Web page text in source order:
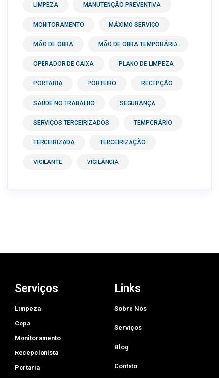
LIMPEZA MANUTENÇÃO PREVENTIVA
MONITORAMENTO MÁXIMO SERVIÇO
MÃO DE OBRA MÃO DE OBRA TEMPORÁRIA
OPERADOR DE CAIXA PLANO DE LIMPEZA
PORTARIA PORTEIRO RECEPÇÃO
SAÚDE NO TRABALHO SEGURANÇA
SERVIÇOS TERCEIRIZADOS TEMPORÁRIO
TERCEIRIZADA TERCEIRIZAÇÃO
VIGILANTE VIGILÂNCIA
Serviços
Limpeza
Copa
Monitoramento
Recepcionista
Portaria
Links
Sobre Nós
Serviços
Blog
Contato